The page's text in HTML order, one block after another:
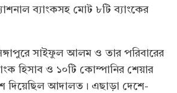
ব্যাংকসহ মোট ৮টি ব্যাংকের
সাইফুল আলম ও তার পরিবারের
হিসাব ও ১০টি কোম্পানির শেয়ার
দিয়েছিল আদালত। এছাড়া দেশে-